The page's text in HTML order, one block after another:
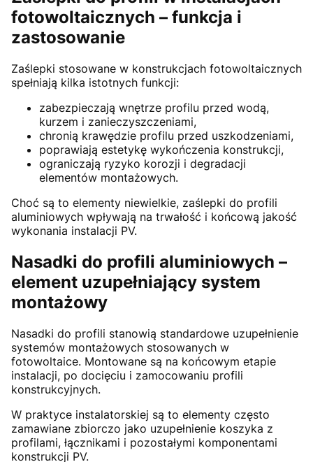
fotowoltaicznych – funkcja i
zastosowanie
Zaślepki stosowane w konstrukcjach fotowoltaicznych
spełniają kilka istotnych funkcji:
zabezpieczają wnętrze profilu przed wodą,
kurzem i zanieczyszczeniami,
chronią krawędzie profilu przed uszkodzeniami,
poprawiają estetykę wykończenia konstrukcji,
ograniczają ryzyko korozji i degradacji
elementów montażowych.
Choć są to elementy niewielkie, zaślepki do profili
aluminiowych wpływają na trwałość i końcową jakość
wykonania instalacji PV.
Nasadki do profili aluminiowych –
element uzupełniający system
montażowy
Nasadki do profili stanowią standardowe uzupełnienie
systemów montażowych stosowanych w
fotowoltaice. Montowane są na końcowym etapie
instalacji, po docięciu i zamocowaniu profili
konstrukcyjnych.
W praktyce instalatorskiej są to elementy często
zamawiane zbiorczo jako uzupełnienie koszyka z
profilami, łącznikami i pozostałymi komponentami
konstrukcji PV.